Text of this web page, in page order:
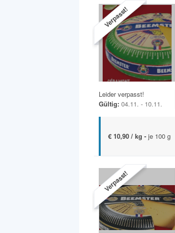
Verpasst!
Leider verpasst!
Gültig: 04.11. - 10.11.
€ 10,90 / kg - je 100 g
Verpasst!